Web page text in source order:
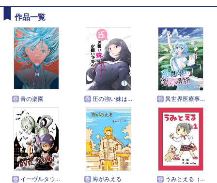
作品一覧
巻 青の楽園 巻 圧の強い妹はお嫌いですか？ 巻異世界医療事務
巻 イーヴルタウン 巻 海がみえる 巻うみとえる（フルカラー）